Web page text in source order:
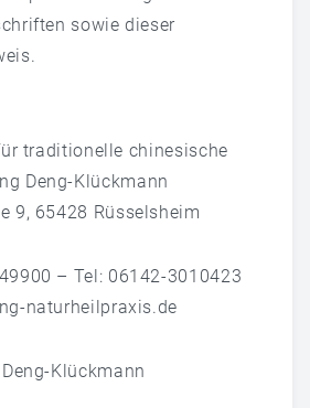
Behandlungen Nach TCM
Behandlungen Nach TCM
sowie dieser
traditionelle chinesische
Deng-Klückmann
9, 65428 Rüsselsheim
– Tel: 06142-3010423
naturheilpraxis.de
Klückmann